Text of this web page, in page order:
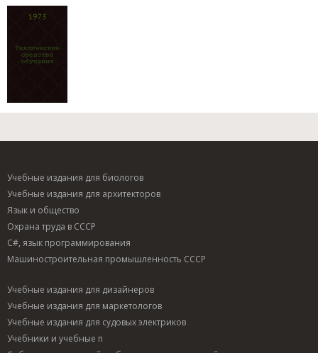
Учебные издания для биологов
Учебные издания для архитекторов
Язык и общество
Охрана труда в СССР
C#, язык программирования
Машиностроительная промышленность СССР
Учебные издания для дизайнеров
Учебные издания для маркетологов
Учебные издания для судовых электриков
Учебники и учебные п